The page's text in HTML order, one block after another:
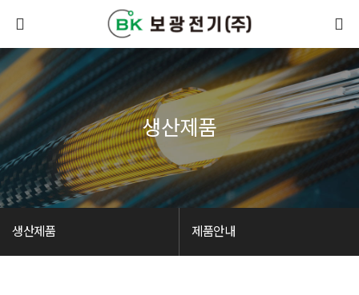
생산제품 제품안내
생산제품